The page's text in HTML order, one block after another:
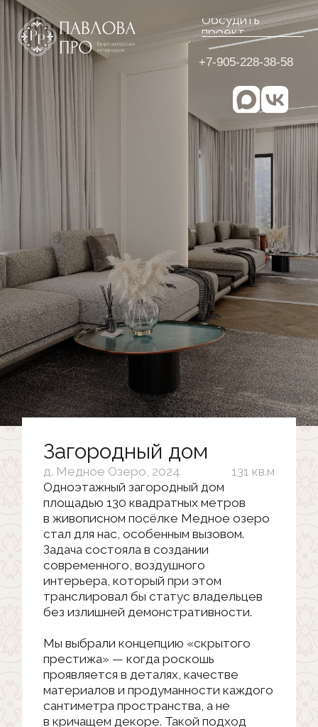
Загородный дом
д. Медное Озеро, 2024 131 кв.м
Одноэтажный загородный дом
площадью 130 квадратных метров
в живописном посёлке Медное озеро
Задача состояла в создании
современного, воздушного
интерьера, который при этом
транслировал бы статус владельцев
без излишней демонстративности.
Мы выбрали концепцию «скрытого
престижа» — когда роскошь
проявляется в деталях, качестве
материалов и продуманности каждого
сантиметра пространства, а не
в кричащем декоре. Такой подход
позволяет создать действительно
комфортную среду, где эстетика
и функциональность существуют
Обсудить
+7-905-228-38-58